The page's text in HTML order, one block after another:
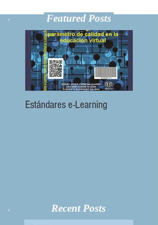
Featured Posts
Estándares e-Learning
Recent Posts